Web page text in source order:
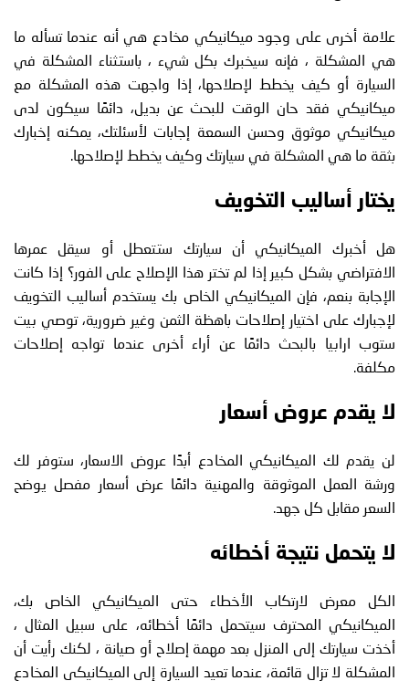
علامة أخرى على وجود ميكانيكي مخادع هي أنه عندما تسأله ما
هي المشكلة ، فإنه سيخبرك بكل شيء ، باستثناء المشكلة في
السيارة أو كيف يخطط لإصلاحها، إذا واجهت هذه المشكلة مع
ميكانيكي فقد حان الوقت للبحث عن بديل، دائمًا سيكون لدى
ميكانيكي موثوق وحسن السمعة إجابات لأسئلتك، يمكنه إخبارك
بثقة ما هي المشكلة في سيارتك وكيف يخطط لإصلاحها.
يختار أساليب التخويف
هل أخبرك الميكانيكي أن سيارتك ستتعطل أو سيقل عمرها
الافتراضي بشكل كبير إذا لم تختر هذا الإصلاح على الفور؟ إذا كانت
الإجابة بنعم، فإن الميكانيكي الخاص بك يستخدم أساليب التخويف
لإجبارك على اختيار إصلاحات باهظة الثمن وغير ضرورية، توصي بيت
ستوب ارابيا بالبحث دائمًا عن أراء أخرى عندما تواجه إصلاحات
مكلفة.
لا يقدم عروض أسعار
لن يقدم لك الميكانيكي المخادع أبدًا عروض الاسعار، ستوفر لك
ورشة العمل الموثوقة والمهنية دائمًا عرض أسعار مفصل يوضح
السعر مقابل كل جهد.
لا يتحمل نتيجة أخطائه
الكل معرض لارتكاب الأخطاء حتى الميكانيكي الخاص بك،
الميكانيكي المحترف سيتحمل دائمًا أخطائه، على سبيل المثال ،
أخذت سيارتك إلى المنزل بعد مهمة إصلاح أو صيانة ، لكنك رأيت أن
المشكلة لا تزال قائمة، عندما تعيد السيارة إلى الميكانيكي المخادع